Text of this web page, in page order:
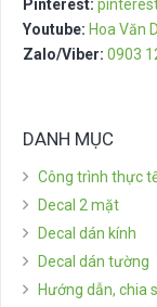
Pinterest:
Youtube: Hoa Văn
Zalo/Viber: 0903
DANH MỤC
Công trình thực
Decal 2 mặt
Decal dán kính
Decal dán tường
Hướng dẫn, chia